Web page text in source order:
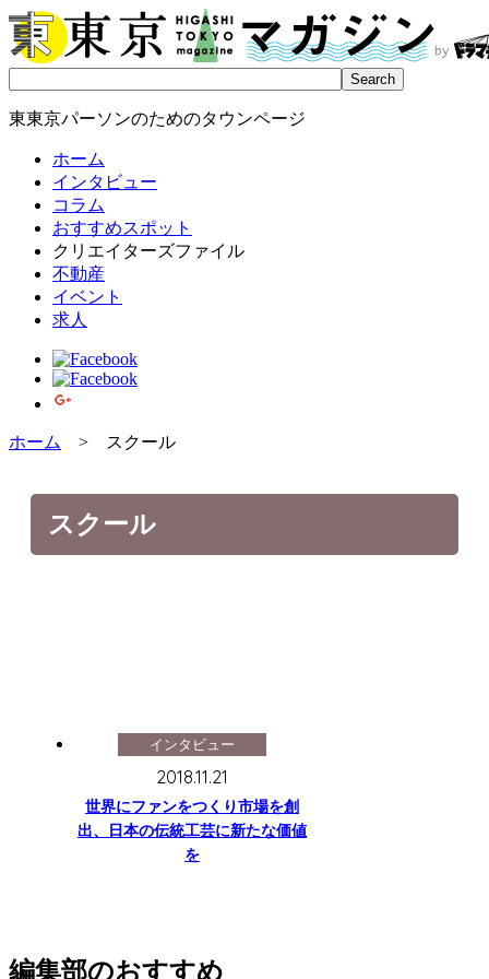
東東京パーソンのためのタウンページ
ホーム
インタビュー
コラム
おすすめスポット
クリエイターズファイル
不動産
イベント
求人
ホーム > スクール
スクール
インタビュー
2018.11.21
世界にファンをつくり市場を創
出、日本の伝統工芸に新たな価値
を
編集部のおすすめ